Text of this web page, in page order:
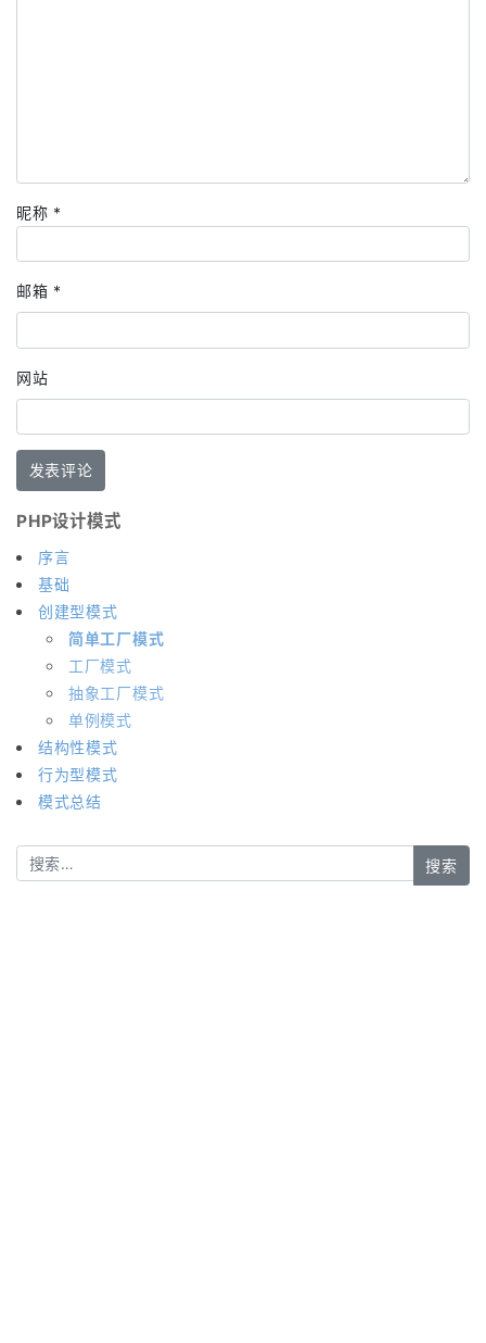
昵称 *
邮箱 *
网站
PHP设计模式
序言
基础
创建型模式
简单工厂模式
工厂模式
抽象工厂模式
单例模式
结构性模式
行为型模式
模式总结